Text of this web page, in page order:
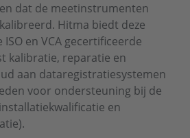
dat de meetinstrumenten
Hitma biedt deze
en VCA gecertificeerde
kalibratie, reparatie en
aan dataregistratiesystemen
voor ondersteuning bij de
en